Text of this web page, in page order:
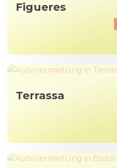
Figueres
Terrassa